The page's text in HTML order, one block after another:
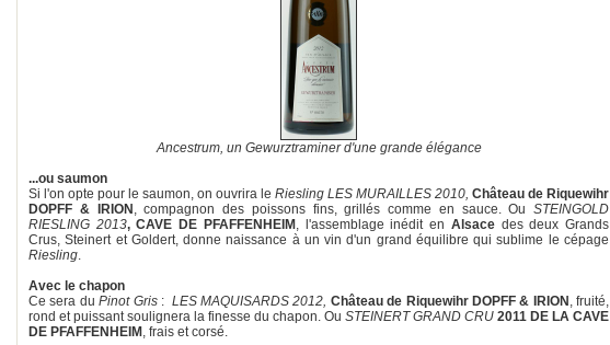
Ancestrum, un Gewurztraminer d'une grande élégance
...ou saumon
Si l'on opte pour le saumon, on ouvrira le Riesling LES MURAILLES 2010, Château de Riquewihr
DOPFF & IRION , compagnon des poissons fins, grillés comme en sauce. Ou STEINGOLD
RIESLING 2013, CAVE DE PFAFFENHEIM , l'assemblage inédit en Alsacedes deux Grands
Crus, Steinert et Goldert, donne naissance à un vin d'un grand équilibre qui sublime le cépage
Riesling.
Avec le chapon
Ce sera duPinot Gris: LES MAQUISARDS 2012, Château de Riquewihr DOPFF & IRION , fruité,
rond et puissant soulignera la finesse du chapon. Ou STEINERT GRAND CRU 2011 DE LA CAVE
DE PFAFFENHEIM , frais et corsé.